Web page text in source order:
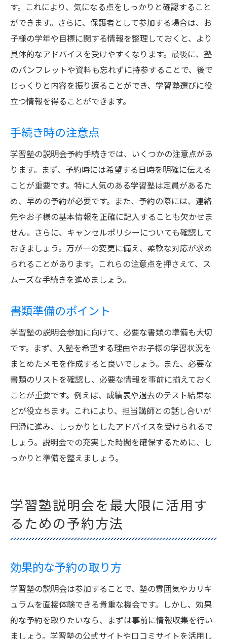
す。これにより、気になる点をしっかりと確認すること
ができます。さらに、保護者として参加する場合は、お
子様の学年や目標に関する情報を整理しておくと、より
具体的なアドバイスを受けやすくなります。最後に、塾
のパンフレットや資料も忘れずに持参することで、後で
じっくりと内容を振り返ることができ、学習塾選びに役
立つ情報を得ることができます。
手続き時の注意点
学習塾の説明会予約手続きでは、いくつかの注意点があ
ります。まず、予約時には希望する日時を明確に伝える
ことが重要です。特に人気のある学習塾は定員があるた
め、早めの予約が必要です。また、予約の際には、連絡
先やお子様の基本情報を正確に記入することも欠かせま
せん。さらに、キャンセルポリシーについても確認して
おきましょう。万が一の変更に備え、柔軟な対応が求め
られることがあります。これらの注意点を押さえて、ス
ムーズな手続きを進めましょう。
書類準備のポイント
学習塾の説明会参加に向けて、必要な書類の準備も大切
です。まず、入塾を希望する理由やお子様の学習状況を
まとめたメモを作成すると良いでしょう。また、必要な
書類のリストを確認し、必要な情報を事前に揃えておく
ことが重要です。例えば、成績表や過去のテスト結果な
どが役立ちます。これにより、担当講師との話し合いが
円滑に進み、しっかりとしたアドバイスを受けられるで
しょう。説明会での充実した時間を確保するために、し
っかりと準備を整えましょう。
学習塾説明会を最大限に活用す
るための予約方法
効果的な予約の取り方
学習塾の説明会は参加することで、塾の雰囲気やカリキ
ュラムを直接体験できる貴重な機会です。しかし、効果
的な予約を取りたいなら、まずは事前に情報収集を行い
ましょう。学習塾の公式サイトや口コミサイトを活用し